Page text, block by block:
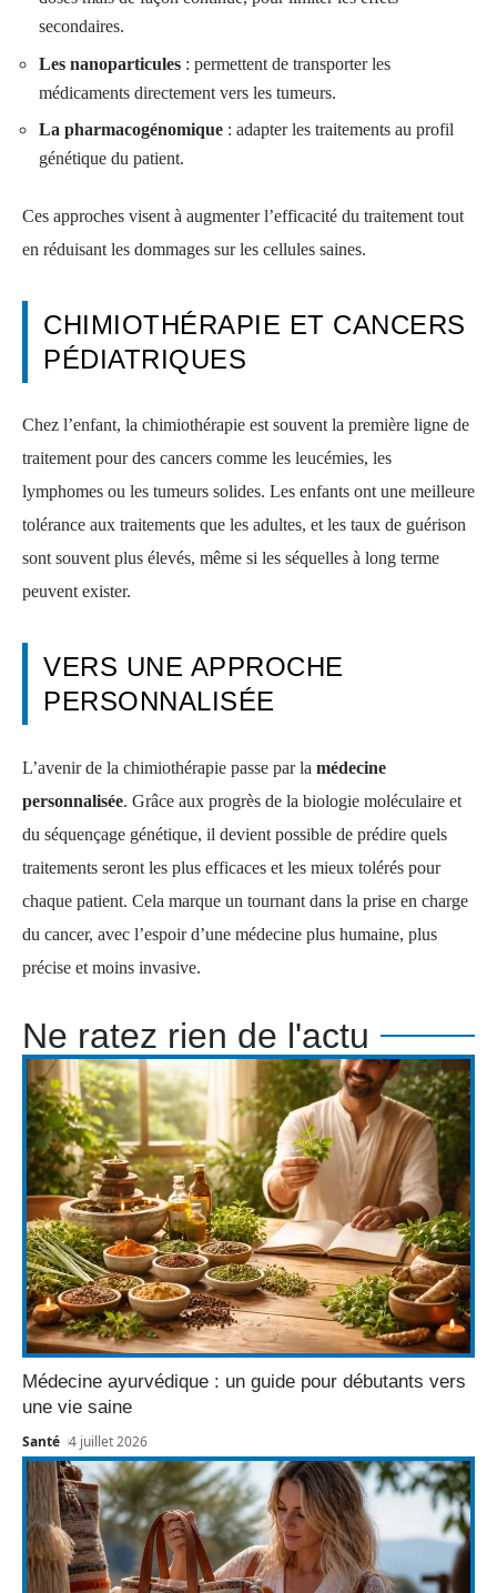
secondaires.
Les nanoparticules : permettent de transporter les
médicaments directement vers les tumeurs.
La pharmacogénomique : adapter les traitements au profil
génétique du patient.
Ces approches visent à augmenter l’efficacité du traitement tout
en réduisant les dommages sur les cellules saines.
CHIMIOTHÉRAPIE ET CANCERS
PÉDIATRIQUES
Chez l’enfant, la chimiothérapie est souvent la première ligne de
traitement pour des cancers comme les leucémies, les
lymphomes ou les tumeurs solides. Les enfants ont une meilleure
tolérance aux traitements que les adultes, et les taux de guérison
sont souvent plus élevés, même si les séquelles à long terme
peuvent exister.
VERS UNE APPROCHE
PERSONNALISÉE
L’avenir de la chimiothérapie passe par la médecine
personnalisée. Grâce aux progrès de la biologie moléculaire et
du séquençage génétique, il devient possible de prédire quels
traitements seront les plus efficaces et les mieux tolérés pour
chaque patient. Cela marque un tournant dans la prise en charge
du cancer, avec l’espoir d’une médecine plus humaine, plus
précise et moins invasive.
Ne ratez rien de l'actu
Médecine ayurvédique : un guide pour débutants vers
une vie saine
Santé 4 juillet 2026